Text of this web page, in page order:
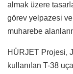
almak üzere
görev yelpazesi
muharebe
HÜRJET Projesi,
kullanılan T-38